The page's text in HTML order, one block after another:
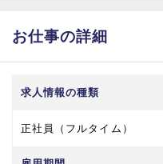
お仕事の詳細
求人情報の種類
正社員（フルタイム）